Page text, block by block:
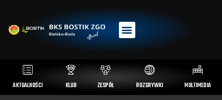
AKTUALNOŚCI KLUB ZESPÓŁ ROZGRYWKI MULTIMEDIA